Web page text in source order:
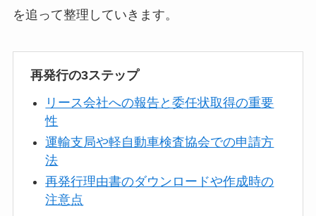
を追って整理していきます。
再発行の3ステップ
リース会社への報告と委任状取得の重要
性
運輸支局や軽自動車検査協会での申請方
法
再発行理由書のダウンロードや作成時の
注意点